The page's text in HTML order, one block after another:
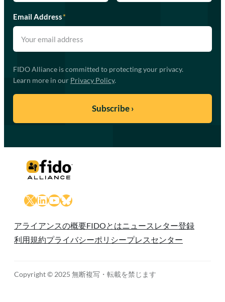
Email Address*
FIDO Alliance is committed to protecting your privacy.
Learn more in our Privacy Policy.
X LinkedIn
YouTube
Bluesky
アライアンスの概要FIDOとはニュースレター登録
利用規約プライバシーポリシープレスセンター
Copyright © 2025 無断複写・転載を禁じます